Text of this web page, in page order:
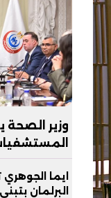
وزير الصحة
بالعاصمة
ايما
البرلمان